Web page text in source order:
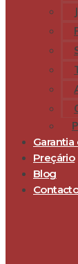
Preçário
Blog